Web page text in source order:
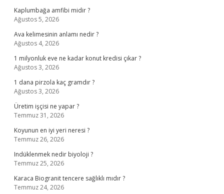
Kaplumbağa amfibi midir ?
Ağustos 5, 2026
Ava kelimesinin anlamı nedir ?
Ağustos 4, 2026
1 milyonluk eve ne kadar konut kredisi çıkar ?
Ağustos 3, 2026
1 dana pirzola kaç gramdır ?
Ağustos 3, 2026
Üretim işçisi ne yapar ?
Temmuz 31, 2026
Koyunun en iyi yeri neresi ?
Temmuz 26, 2026
Indüklenmek nedir biyoloji ?
Temmuz 25, 2026
Karaca Biogranit tencere sağlıklı mıdır ?
Temmuz 24, 2026